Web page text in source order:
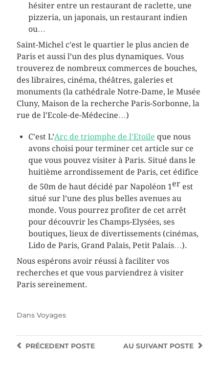
hésiter entre un restaurant de raclette, une
pizzeria, un japonais, un restaurant indien
ou…
Saint-Michel c’est le quartier le plus ancien de
Paris et aussi l’un des plus dynamiques. Vous
trouverez de nombreux commerces de bouches,
des libraires, cinéma, théâtres, galeries et
monuments (la cathédrale Notre-Dame, le Musée
Cluny, Maison de la recherche Paris-Sorbonne, la
rue de l’Ecole-de-Médecine…)
C’est L’Arc de triomphe de l’Etoile que nous
avons choisi pour terminer cet article sur ce
que vous pouvez visiter à Paris. Situé dans le
huitième arrondissement de Paris, cet édifice
de 50m de haut décidé par Napoléon 1er est
situé sur l’une des plus belles avenues au
monde. Vous pourrez profiter de cet arrêt
pour découvrir les Champs-Elysées, ses
boutiques, lieux de divertissements (cinémas,
Lido de Paris, Grand Palais, Petit Palais…).
Nous espérons avoir réussi à faciliter vos
recherches et que vous parviendrez à visiter
Paris sereinement.
Dans Voyages
AU SUIVANT POSTE
PRÉCEDENTPOSTE